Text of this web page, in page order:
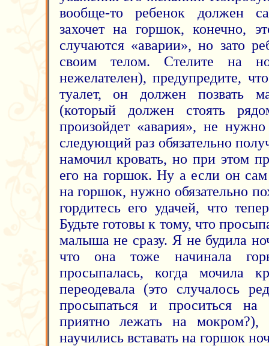
вообще-то ребенок должен
захочет на горшок, конечно,
случаются «аварии», но зато
своим телом. Стелите на
нежелателен), предупредите,
туалет, он должен позвать
(который должен стоять
произойдет «авария», не
следующий раз обязательно
намочил кровать, но при этом
его на горшок. Ну а если он
на горшок, нужно обязательно
гордитесь его удачей, что
Будьте готовы к тому, что
малыша не сразу. Я не будила
что она тоже начинала
просыпалась, когда мочила
переодевала (это случалось
просыпаться и проситься на
приятно лежать на
научились вставать на горшок